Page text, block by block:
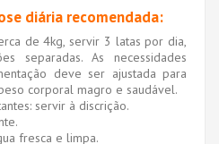
diária recomendada:
de 4kg, servir 3 latas por dia,
separadas. As necessidades
deve ser ajustada para
corporal magro e saudável.
servir à discrição.
fresca e limpa.